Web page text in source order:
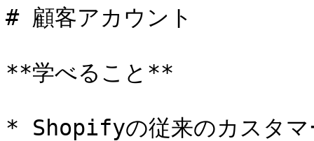
# 顧客アカウント
**学べること**
* Shopifyの従来のカスタマ